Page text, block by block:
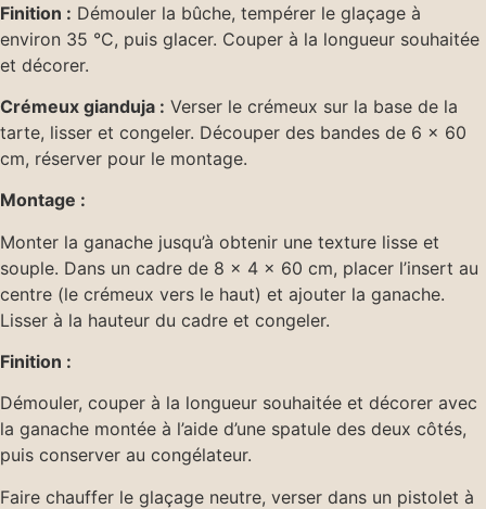
Finition : Démouler la bûche, tempérer le glaçage à
environ 35 °C, puis glacer. Couper à la longueur souhaitée
et décorer.
Crémeux gianduja : Verser le crémeux sur la base de la
tarte, lisser et congeler. Découper des bandes de 6 x 60
cm, réserver pour le montage.
Montage :
Monter la ganache jusqu’à obtenir une texture lisse et
souple. Dans un cadre de 8 x 4 x 60 cm, placer l’insert au
centre (le crémeux vers le haut) et ajouter la ganache.
Lisser à la hauteur du cadre et congeler.
Finition :
Démouler, couper à la longueur souhaitée et décorer avec
la ganache montée à l’aide d’une spatule des deux côtés,
puis conserver au congélateur.
Faire chauffer le glaçage neutre, verser dans un pistolet à